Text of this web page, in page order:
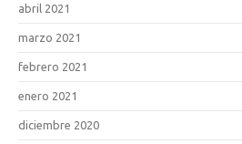
abril 2021
marzo 2021
febrero 2021
enero 2021
diciembre 2020